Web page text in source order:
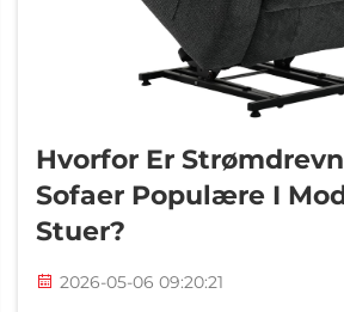
Hvorfor Er
Sofaer Populære I
Stuer?
2026-05-06 09:20:21